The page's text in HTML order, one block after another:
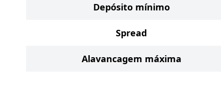
Depósito mínimo
Spread
Alavancagem máxima